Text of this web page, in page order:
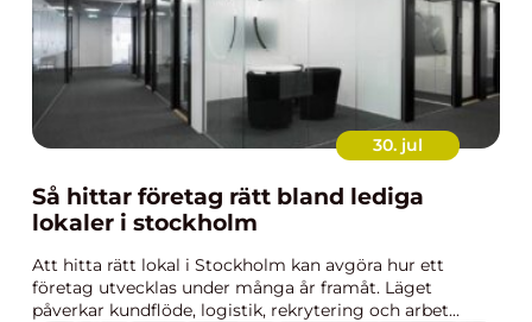
30. jul
Så hittar företag rätt bland lediga
lokaler i stockholm
Att hitta rätt lokal i Stockholm kan avgöra hur ett
företag utvecklas under många år framåt. Läget
påverkar kundflöde, logistik, rekrytering och arbet...